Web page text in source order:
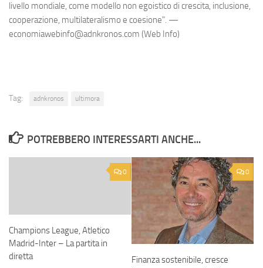
livello mondiale, come modello non egoistico di crescita, inclusione,
cooperazione, multilateralismo e coesione". —
economiawebinfo@adnkronos.com (Web Info)
Tag: adnkronos ultimora
POTREBBERO INTERESSARTI ANCHE...
0
Champions League, Atletico
Madrid-Inter – La partita in
diretta
0
Finanza sostenibile, cresce